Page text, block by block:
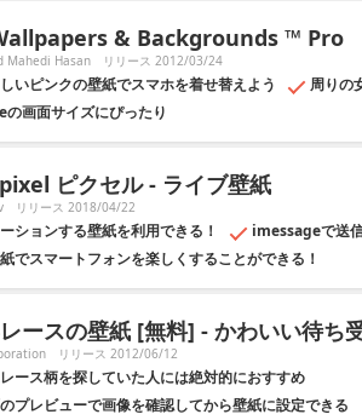
& Backgrounds ™ Pro
Mahedi Hasan リリース 2012/03/24
いピンクの壁紙でスマホを着せ替えよう
周りの
画面サイズにぴったり
ピクセル - ライブ壁紙
リリース 2018/04/22
ションする壁紙を利用できる！
imessageで送
でスマートフォンを楽しくすることができる！
ースの壁紙 [無料] - かわいい待ち
リリース 2012/06/12
ース柄を探していた人には絶対的におすすめ
プレビューで画像を確認してから壁紙に設定できる